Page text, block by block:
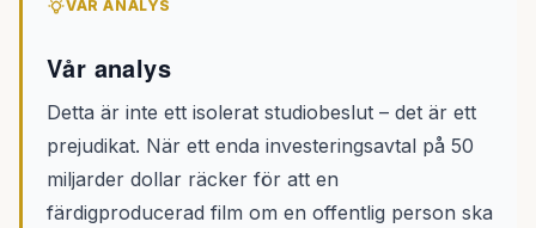
VÅR ANALYS
Vår analys
Detta är inte ett isolerat studiobeslut – det är ett
prejudikat. När ett enda investeringsavtal på 50
miljarder dollar räcker för att en
färdigproducerad film om en offentlig person ska